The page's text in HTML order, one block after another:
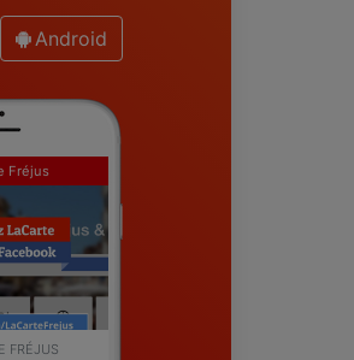
Android
Fréjus
FRÉJUS